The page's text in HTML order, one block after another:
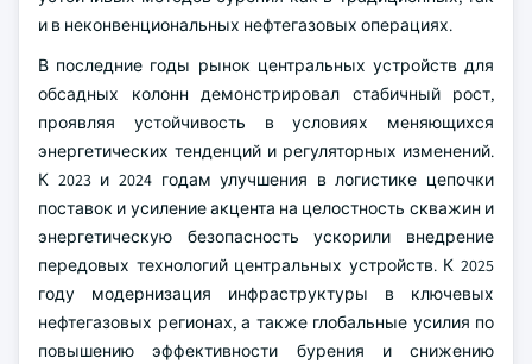
и в неконвенциональных нефтегазовых операциях.
В последние годы рынок центральных устройств для
обсадных колонн демонстрировал стабичный рост,
проявляя устойчивость в условиях меняющихся
энергетических тенденций и регуляторных изменений.
К 2023 и 2024 годам улучшения в логистике цепочки
поставок и усиление акцента на целостность скважин и
энергетическую безопасность ускорили внедрение
передовых технологий центральных устройств. К 2025
году модернизация инфраструктуры в ключевых
нефтегазовых регионах, а также глобальные усилия по
повышению эффективности бурения и снижению